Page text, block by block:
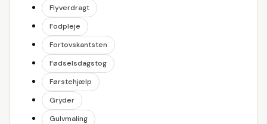
Flyverdragt
Fodpleje
Fortovskantsten
Fødselsdagstog
Førstehjælp
Gryder
Gulvmaling